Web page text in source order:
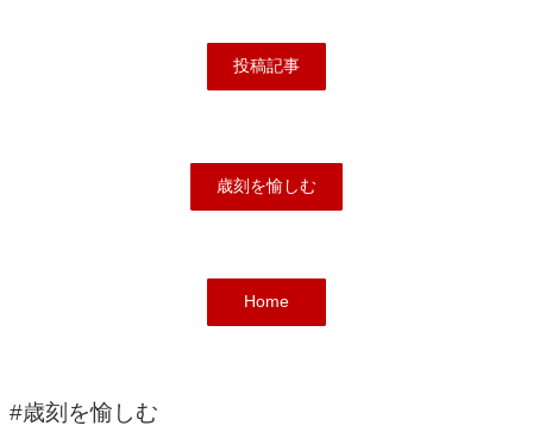
投稿記事
歳刻を愉しむ
Home
#歳刻を愉しむ